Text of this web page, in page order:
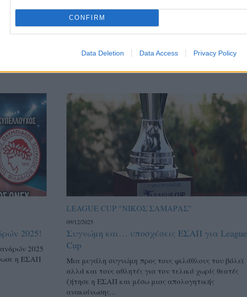
CONFIRM
Data Deletion Data Access Privacy Policy
παντού…
2025!
2025
η ΕΣΑΠ
LEAGUE CUP "ΝΙΚΟΣ ΣΑΜΑΡΑΣ"
09/12/2025
Συγνώμη και… υποσχέσεις ΕΣΑΠ για League
Cup
Μια μεγάλη συγνώμη προς τους φιλάθλους του βόλεϊ
αλλά και τους αθλητές για τον τελικό χωρίς θεατές
ζήτησε η ΕΣΑΠ και μέσω μιας απολογητικής
ανακοίνωσης...